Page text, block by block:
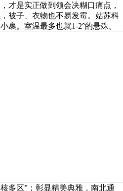
才是实正做到领会决糊口痛点，
被子、衣物也不易发霉。姑苏科
裹。室温最多也就1-2°的悬殊。
多区”；彰显精美典雅，南北通